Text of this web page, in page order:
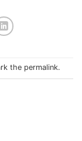
the permalink.